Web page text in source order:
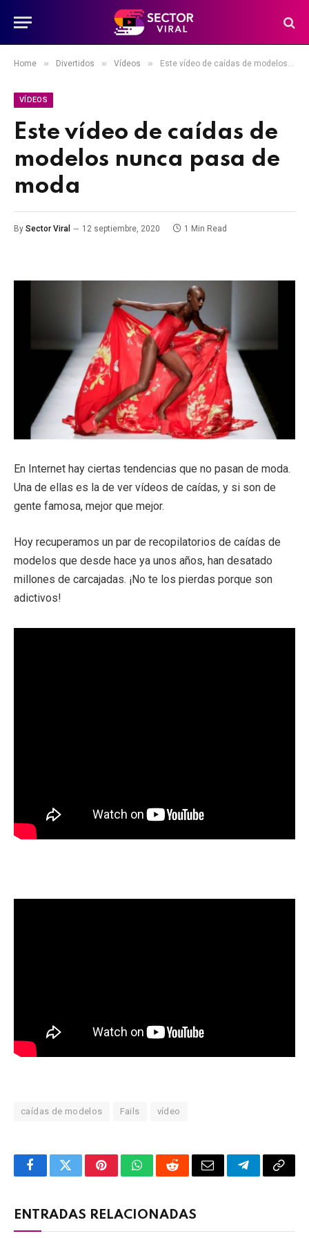
Home » Divertidos » Vídeos » Este vídeo de caídas de modelos nunca pasa de moda
VÍDEOS
Este vídeo de caídas de
modelos nunca pasa de
moda
By Sector Viral 12 septiembre, 2020 1 Min Read
En Internet hay ciertas tendencias que no pasan de moda.
Una de ellas es la de ver vídeos de caídas, y si son de
gente famosa, mejor que mejor.
Hoy recuperamos un par de recopilatorios de caídas de
modelos que desde hace ya unos años, han desatado
millones de carcajadas. ¡No te los pierdas porque son
adictivos!
caídas de modelos Fails vídeo
FacebookTwitterPinterestWhatsAppRedditEmail TelegramCopy
ENTRADAS RELACIONADAS